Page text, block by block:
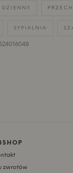
DZIENNY
SYPIALNIA
zwrotów